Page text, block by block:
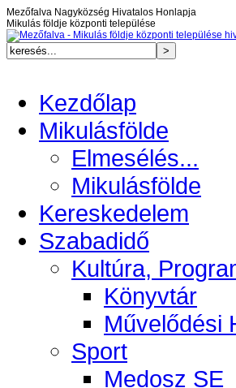
Mezőfalva Nagyközség Hivatalos Honlapja
Mikulás földje központi települése
Kezdőlap
Mikulásfölde
Elmesélés...
Mikulásfölde
Kereskedelem
Szabadidő
Kultúra,
Könyvtár
Művelődési
Sport
Medosz SE